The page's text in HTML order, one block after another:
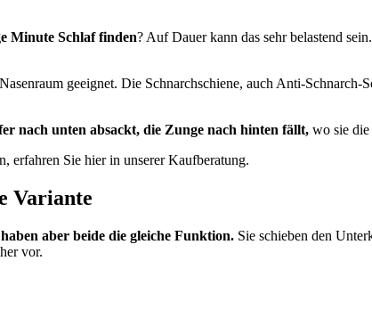
Minute Schlaf finden? Auf Dauer kann das sehr belastend
geeignet. Die Schnarchschiene, auch Anti-Schnarch-
nach unten absackt, die Zunge nach hinten fällt, wo sie
erfahren Sie hier in unserer Kaufberatung.
Variante
aber beide die gleiche Funktion. Sie schieben den
vor.